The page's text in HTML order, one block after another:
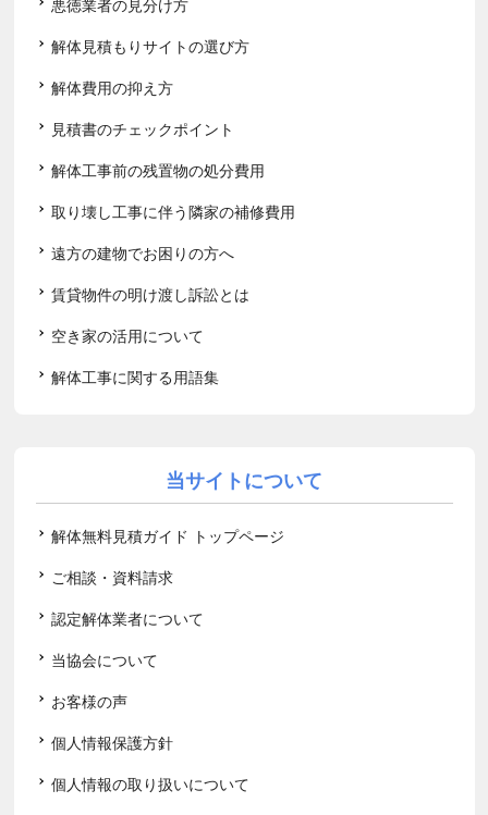
悪徳業者の見分け方
解体見積もりサイトの選び方
解体費用の抑え方
見積書のチェックポイント
解体工事前の残置物の処分費用
取り壊し工事に伴う隣家の補修費用
遠方の建物でお困りの方へ
賃貸物件の明け渡し訴訟とは
空き家の活用について
解体工事に関する用語集
当サイトについて
解体無料見積ガイド トップページ
ご相談・資料請求
認定解体業者について
当協会について
お客様の声
個人情報保護方針
個人情報の取り扱いについて